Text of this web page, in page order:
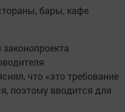
бары, кафе
что «это требование
поэтому вводится для